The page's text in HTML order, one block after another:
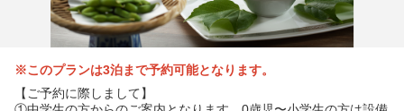
※このプランは3泊まで予約可能となります。
【ご予約に際しまして】